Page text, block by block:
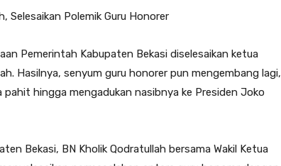
Selesaikan Polemik Guru Honorer
Pemerintah Kabupaten Bekasi diselesaikan ketua
Hasilnya, senyum guru honorer pun mengembang lagi,
hingga mengadukan nasibnya ke Presiden Joko
Bekasi, BN Kholik Qodratullah bersama Wakil Ketua